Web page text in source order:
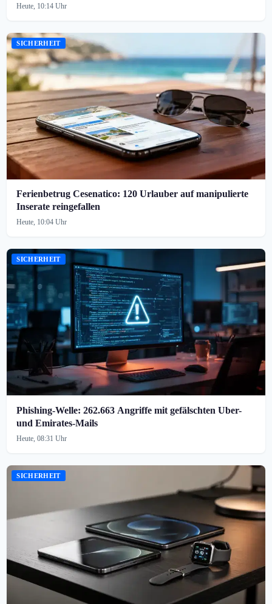
Heute, 10:14 Uhr
SICHERHEIT
Ferienbetrug Cesenatico: 120 Urlauber auf manipulierte
Inserate reingefallen
Heute, 10:04 Uhr
SICHERHEIT
Phishing-Welle: 262.663 Angriffe mit gefälschten Uber-
und Emirates-Mails
Heute, 08:31 Uhr
SICHERHEIT